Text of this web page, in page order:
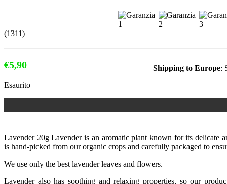
(1311)
€5,90 Shipping to Europe:
Esaurito
Lavender 20g Lavender is an aromatic plant known for its delicate
is hand-picked from our organic crops and carefully packaged to
We use only the best lavender leaves and flowers.
Lavender also has soothing and relaxing properties, so our